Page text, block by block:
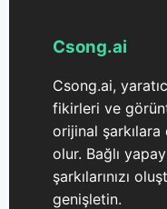
Csong.ai
Csong.ai,
fikirleri ve
orijinal şarkılara
olur. Bağlı
şarkılarınızı
genişletin.